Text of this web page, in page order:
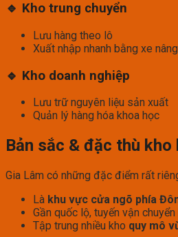
🔹 Kho trung chuyển
Lưu hàng theo lô
Xuất nhập nhanh bằng xe nâng
🔹 Kho doanh nghiệp
Lưu trữ nguyên liệu sản xuất
Quản lý hàng hóa khoa học
Bản sắc & đặc thù
Gia Lâm có những đặc điểm rất
Là khu vực cửa ngõ phía
Gần quốc lộ, tuyến vận
Tập trung nhiều kho quy mô